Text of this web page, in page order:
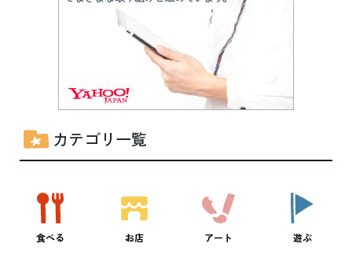
カテゴリ一覧
食べる お店 アート 遊ぶ